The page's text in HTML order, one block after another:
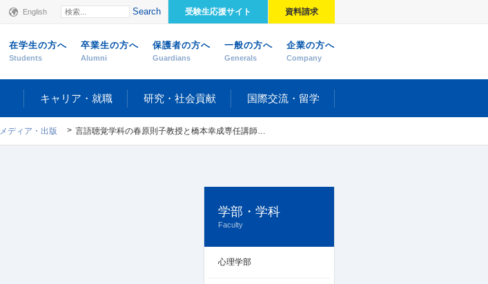
English Search 受験生応援サイト 資料請求
在学生の方へ
Students
卒業生の方へ
Alumni
保護者の方へ
Guardians
一般の方へ
Generals
企業の方へ
Company
キャリア・就職 研究・社会貢献 国際交流・留学
メディア・出版 言語聴覚学科の春原則子教授と橋本幸成専任講師が分担執筆した『言語の認知神経心理学』が発刊されました
学部・学科
Faculty
心理学部